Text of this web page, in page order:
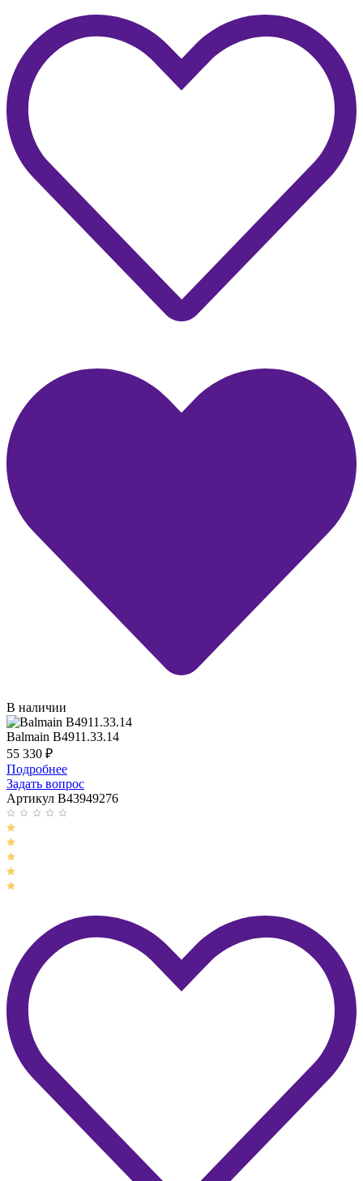
В наличии
Balmain B4911.33.14
55 330 ₽
Подробнее
Задать вопрос
Артикул B43949276